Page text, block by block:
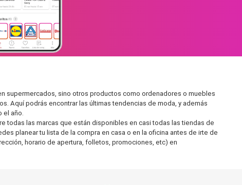
supermercados, sino otros productos como ordenadores o muebles
Aquí podrás encontrar las últimas tendencias de moda, y además
el año.
las marcas que están disponibles en casi todas las tiendas de
planear tu lista de la compra en casa o en la oficina antes de irte de
horario de apertura, folletos, promociones, etc) en